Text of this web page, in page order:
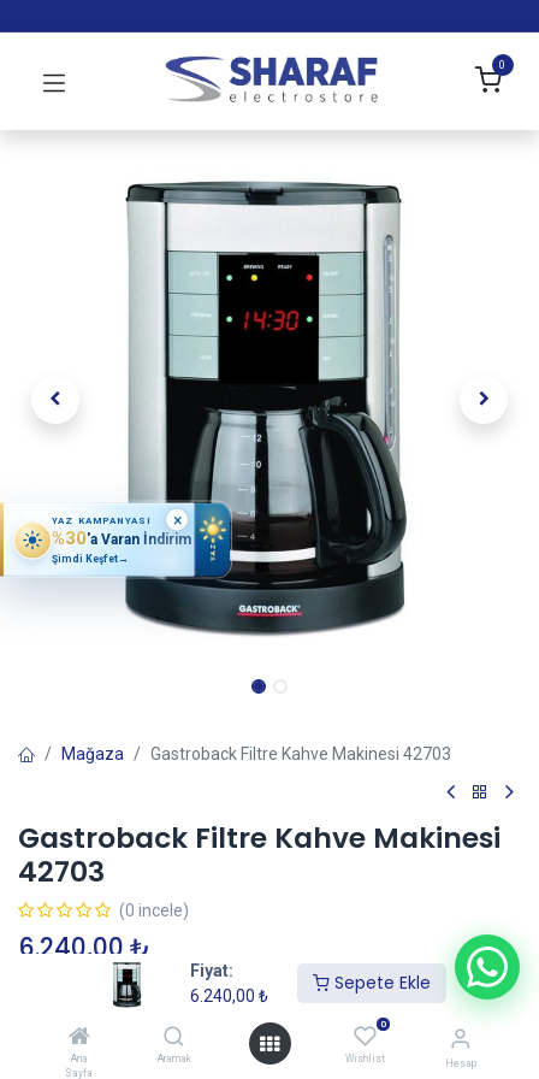
Fiyat:
6.240,00 ₺
Sepete Ekle
Ana
Sayfa
Aramak
0
Wishlist Hesap
0
Mağaza Gastroback Filtre Kahve Makinesi 42703
Gastroback Filtre Kahve Makinesi
42703
(0 incele)
6.240,00 ₺
Sepete Ekle
YAZ KAMPANYASI
%30'a Varan İndirim
Şimdi Keşfet→ YAZ
×